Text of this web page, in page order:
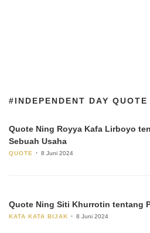
#INDEPENDENT DAY QUOTE
Quote Ning Royya Kafa Lirboyo
Sebuah Usaha
QUOTE 8 Juni 2024
Quote Ning Siti Khurrotin tentang
KATA KATA BIJAK 8 Juni 2024